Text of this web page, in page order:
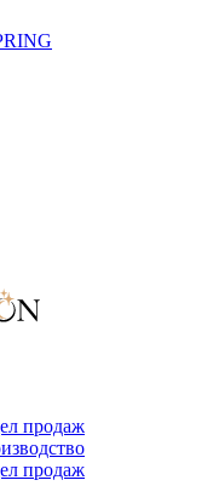
продаж
продаж